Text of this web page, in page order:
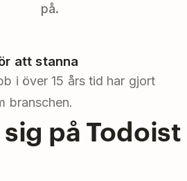
på.
att stanna
i över 15 års tid har gjort
branschen.
på